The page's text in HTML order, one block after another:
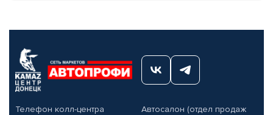
Телефон колл-центра
Автосалон (отдел продаж